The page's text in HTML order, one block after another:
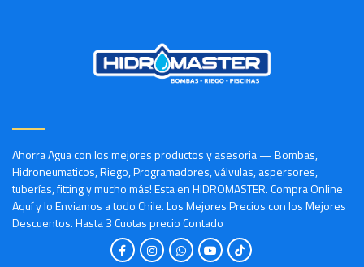
Ahorra Agua con los mejores productos y asesoria — Bombas,
Hidroneumaticos, Riego, Programadores, válvulas, aspersores,
tuberías, fitting y mucho más! Esta en HIDROMASTER. Compra Online
Aquí y lo Enviamos a todo Chile. Los Mejores Precios con los Mejores
Descuentos. Hasta 3 Cuotas precio Contado